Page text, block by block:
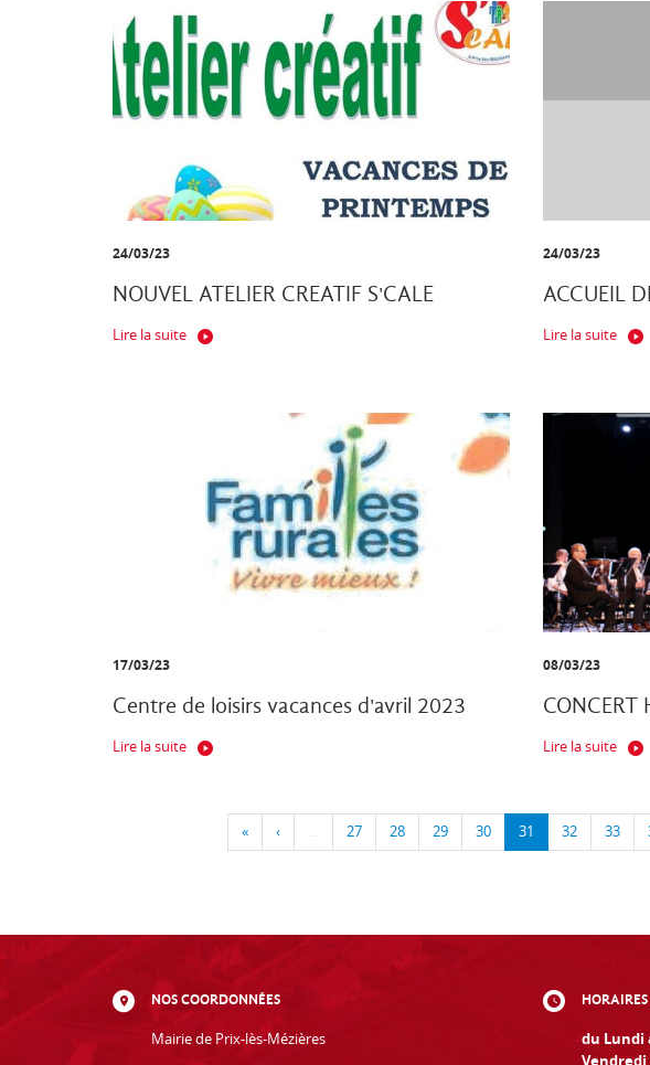
24/03/23
NOUVEL ATELIER CREATIF S'CALE
Lire la suite
24/03/23
ACCUEIL
Lire la suite
17/03/23
Centre de loisirs vacances d'avril 2023
Lire la suite
08/03/23
CONCERT
Lire la suite
« ‹ … 27 28 29 30 31 32 33
NOS COORDONNÉES
Mairie de Prix-lès-Mézières
du Lundi
Vendredi